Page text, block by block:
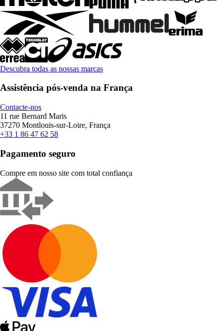
Descubra todas as nossas marcas
Assistência pós-venda na França
Contacte-nos
11 rue Bernard Maris
37270 Montlouis-sur-Loire, França
+33 1 86 47 62 58
Pagamento seguro
Compre em nosso site com total confiança